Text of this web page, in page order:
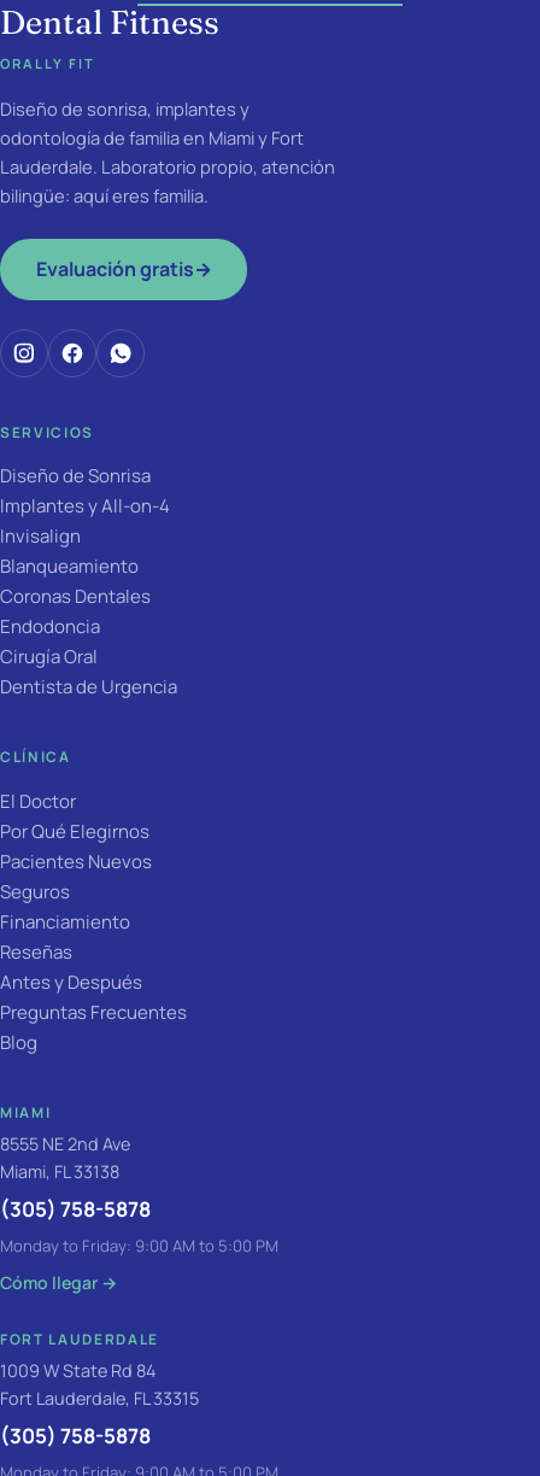
Dental Fitness
ORALLY FIT
Diseño de sonrisa, implantes y
odontología de familia en Miami y Fort
Lauderdale. Laboratorio propio, atención
bilingüe: aquí eres familia.
Evaluación gratis→
SERVICIOS
Diseño de Sonrisa
Implantes y All-on-4
Invisalign
Blanqueamiento
Coronas Dentales
Endodoncia
Cirugía Oral
Dentista de Urgencia
CLÍNICA
El Doctor
Por Qué Elegirnos
Pacientes Nuevos
Seguros
Financiamiento
Reseñas
Antes y Después
Preguntas Frecuentes
Blog
MIAMI
8555 NE 2nd Ave
Miami, FL 33138
(305) 758-5878
Monday to Friday: 9:00 AM to 5:00 PM
Cómo llegar →
FORT LAUDERDALE
1009 W State Rd 84
Fort Lauderdale, FL 33315
(305) 758-5878